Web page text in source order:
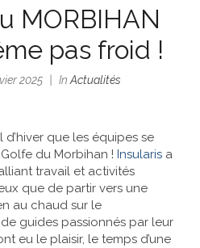
Soirées
d’entreprise
Autres
destinations
Actualités
Références
Contact
MORBIHAN
pas froid !
2025 In Actualités
d’hiver que les équipes se
du Morbihan ! Insularis a
travail et activités
que de partir vers une
au chaud sur le
guides passionnés par leur
eu le plaisir, le temps d’une